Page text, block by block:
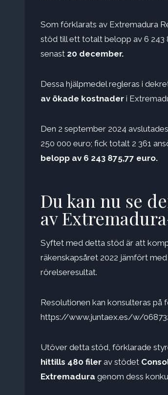
Som förklarats av Extremadura
stöd till ett totalt belopp av 6 243
senast 20 december.
Dessa hjälpmedel regleras i
av ökade kostnader i
Den 2 september 2024
250 000 euro; fick totalt 2 361
belopp av 6 243 875,77 euro.
Du kan nu se
av
Syftet med detta stöd är att
räkenskapsåret 2022 jämfört
rörelseresultat.
Resolutionen kan konsulteras på
https://www.juntaex.es/w/
Utöver detta stöd, förklarade
hittills 480 filer av stödet
Extremadura genom dess